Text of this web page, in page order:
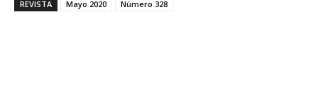
REVISTA Mayo 2020 Número 328